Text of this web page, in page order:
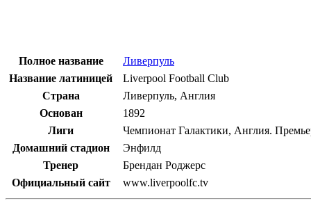
Полное название
Ливерпуль
Название латиницей
Liverpool Football Club
Страна
Ливерпуль, Англия
Основан
1892
Лиги
Чемпионат Галактики, Англия.
Домашний стадион
Энфилд
Тренер
Брендан Роджерс
Официальный сайт
www.liverpoolfc.tv